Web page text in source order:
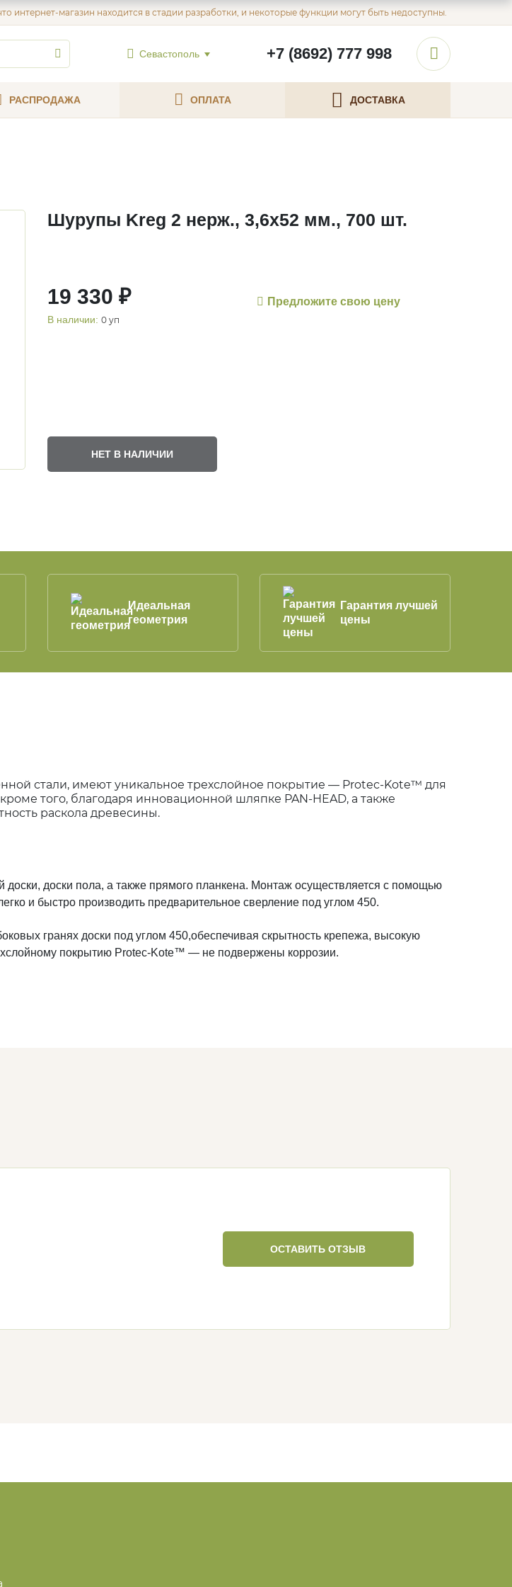
интернет-магазин находится в стадии разработки, и некоторые функции могут быть недоступны.
Севастополь +7 (8692) 777 998
РАСПРОДАЖА ОПЛАТА ДОСТАВКА
Шурупы Kreg 2 нерж., 3,6х52 мм., 700 шт.
19 330 ₽
В наличии: 0 уп
Предложите свою цену
НЕТ В НАЛИЧИИ
Идеальная
геометрия
Гарантия лучшей
цены
стали, имеют уникальное трехслойное покрытие — Protec-Kote™ для
того, благодаря инновационной шляпке PAN-HEAD, а также
раскола древесины.
доски пола, а также прямого планкена. Монтаж осуществляется с помощью
и быстро производить предварительное сверление под углом 450.
гранях доски под углом 450,обеспечивая скрытность крепежа, высокую
покрытию Protec-Kote™ — не подвержены коррозии.
ОСТАВИТЬ ОТЗЫВ